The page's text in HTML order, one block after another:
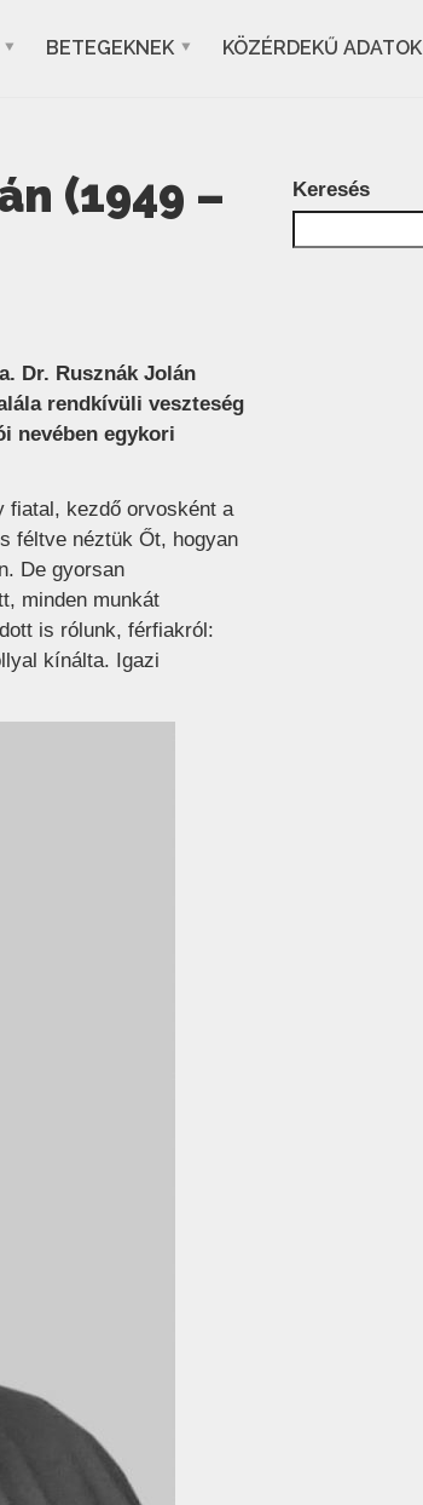
BETEGEKNEK KÖZÉRDEKŰ ADATOK
(1949 –
Dr. Rusznák Jolán
rendkívüli veszteség
nevében egykori
fiatal, kezdő orvosként a
féltve néztük Őt, hogyan
De gyorsan
minden munkát
is rólunk, férfiakról:
kínálta. Igazi
Keresés